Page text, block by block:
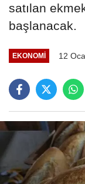
satılan
başlanacak.
EKONOMİ 12